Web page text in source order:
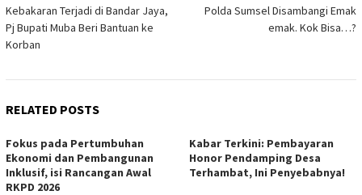
navigation
Kebakaran Terjadi di Bandar Jaya,
Pj Bupati Muba Beri Bantuan ke
Korban
Polda Sumsel Disambangi Emak
emak. Kok Bisa…?
RELATED POSTS
Fokus pada Pertumbuhan
Ekonomi dan Pembangunan
Inklusif, isi Rancangan Awal
RKPD 2026
Kabar Terkini: Pembayaran
Honor Pendamping Desa
Terhambat, Ini Penyebabnya!